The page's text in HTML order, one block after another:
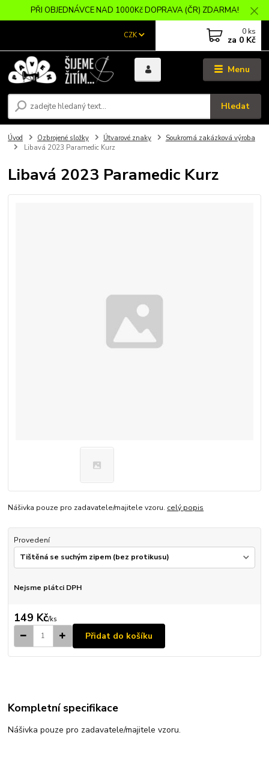
PŘI OBJEDNÁVCE NAD 1000Kč DOPRAVA (ČR) ZDARMA!
Menu
CZK
Hledat
0 ks
za 0 Kč
Úvod Ozbrojené složky Útvarové znaky
Soukromá zakázková výroba
Libavá 2023 Paramedic Kurz
Libavá 2023 Paramedic Kurz
Nášivka pouze pro zadavatele/majitele vzoru. celý popis
Provedení
Nejsme plátci DPH
149 Kč/ks
Přidat do košíku
Kompletní specifikace
Nášivka pouze pro zadavatele/majitele vzoru.